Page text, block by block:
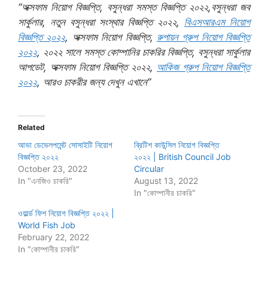
“অক্সফাম নিয়োগ বিজ্ঞপ্তি, বসুন্ধরা সমস্ত বিজ্ঞপ্তি ২০২২,বসুন্ধরা জব
সার্কুলার, নতুন বসুন্ধরা সংস্থার বিজ্ঞপ্তি ২০২২, বিএসআরএম নিয়োগ
বিজ্ঞপ্তি ২০২২, অক্সফাম নিয়োগ বিজ্ঞপ্তি, রুপায়ন গ্রুপ নিয়োগ বিজ্ঞপ্তি
২০২২, ২০২২ সালে সমস্ত কোম্পানির চাকরির বিজ্ঞপ্তি, বসুন্ধরা সার্কুলার
আপডেট, অক্সফাম নিয়োগ বিজ্ঞপ্তি ২০২২, আকিজ গ্রুপ নিয়োগ বিজ্ঞপ্তি
২০২২, আরও চাকরীর জন্য দেখুন এখানে”
Related
আভা ডেভেলপমেন্ট সোসাইটি নিয়োগ
বিজ্ঞপ্তি ২০২২
October 23, 2022
In "এনজিও চাকরি"
ব্রিটিশ কাউন্সিল নিয়োগ বিজ্ঞপ্তি
২০২২ | British Council Job
Circular
August 13, 2022
In "কোম্পানীর চাকরি"
ওয়ার্ল্ড ফিশ নিয়োগ বিজ্ঞপ্তি ২০২২ |
World Fish Job
February 22, 2022
In "কোম্পানীর চাকরি"